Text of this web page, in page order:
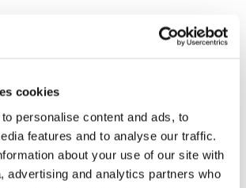
cookies
personalise content and ads, to
features and to analyse our traffic.
about your use of our site with
advertising and analytics partners who
finalmente
Italiana Confindustria Alberghi